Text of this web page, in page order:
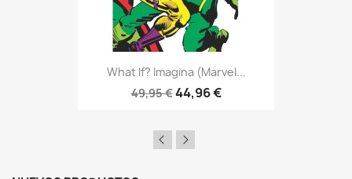
What If? Imagina (Marvel...
49,95 €44,96 €